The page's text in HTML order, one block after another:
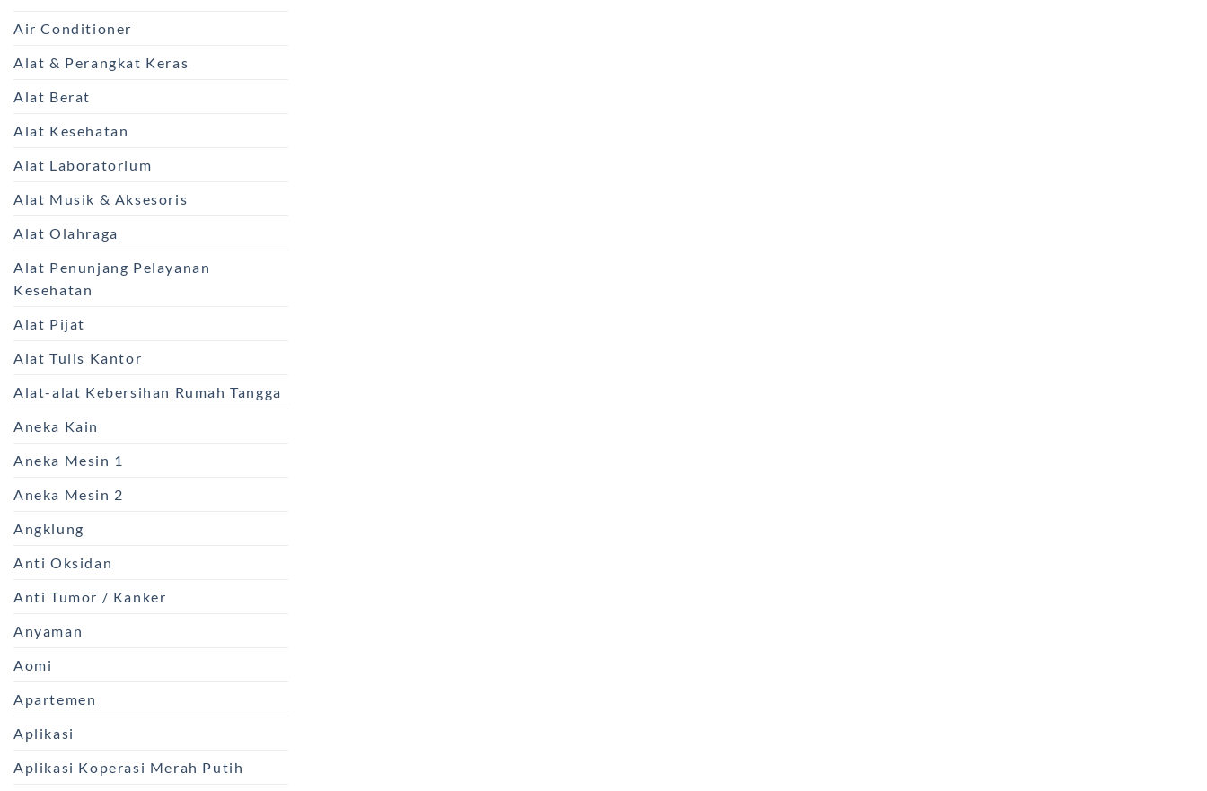
Air Conditioner
Alat & Perangkat Keras
Alat Berat
Alat Kesehatan
Alat Laboratorium
Alat Musik & Aksesoris
Alat Olahraga
Alat Penunjang Pelayanan
Kesehatan
Alat Pijat
Alat Tulis Kantor
Alat-alat Kebersihan Rumah Tangga
Aneka Kain
Aneka Mesin 1
Aneka Mesin 2
Angklung
Anti Oksidan
Anti Tumor / Kanker
Anyaman
Aomi
Apartemen
Aplikasi
Aplikasi Koperasi Merah Putih